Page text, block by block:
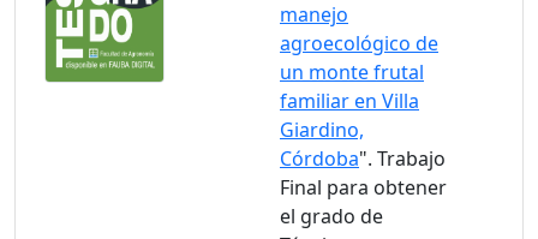
manejo
agroecológico de
un monte frutal
familiar en Villa
Giardino,
Córdoba". Trabajo
Final para obtener
el grado de